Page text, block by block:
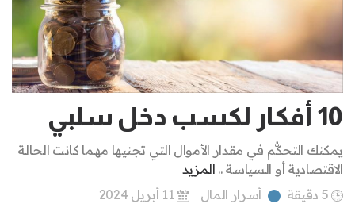
10 أفكار لكسب دخل سلبي
يمكنك التحكُّم في مقدار الأموال التي تجنيها مهما كانت الحالة
الاقتصادية أو السياسة .. المزيد
5 دقيقة
أسرار المال 11 أبريل 2024